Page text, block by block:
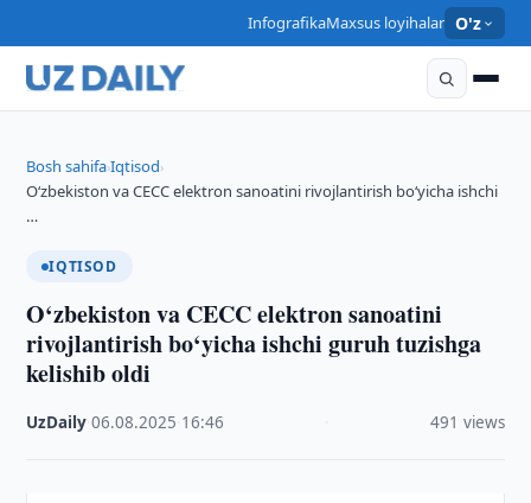
InfografikaMaxsus loyihalar O'z
Bosh sahifa›Iqtisod›
O‘zbekiston va CECC elektron sanoatini rivojlantirish bo‘yicha ishchi
…
IQTISOD
O‘zbekiston va CECC elektron sanoatini
rivojlantirish bo‘yicha ishchi guruh tuzishga
kelishib oldi
UzDaily ·06.08.2025 16:46 491 views